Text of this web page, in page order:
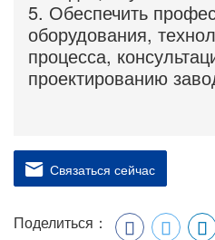
5. Обеспечить
оборудования,
процесса,
проектированию
Связаться сейчас
Поделиться：